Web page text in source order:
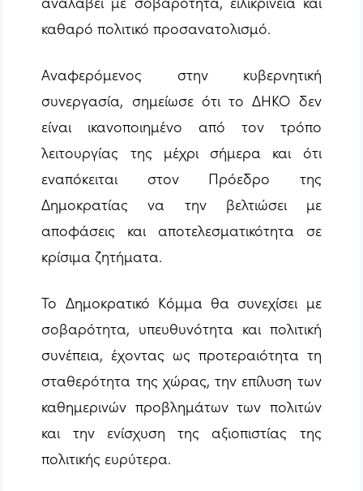
καθαρό πολιτικό προσανατολισμό.
Αναφερόμενος στην κυβερνητική
συνεργασία, σημείωσε ότι το ΔΗΚΟ δεν
είναι ικανοποιημένο από τον τρόπο
λειτουργίας της μέχρι σήμερα και ότι
εναπόκειται στον Πρόεδρο της
Δημοκρατίας να την βελτιώσει με
αποφάσεις και αποτελεσματικότητα σε
κρίσιμα ζητήματα.
Το Δημοκρατικό Κόμμα θα συνεχίσει με
σοβαρότητα, υπευθυνότητα και πολιτική
συνέπεια, έχοντας ως προτεραιότητα τη
σταθερότητα της χώρας, την επίλυση των
καθημερινών προβλημάτων των πολιτών
και την ενίσχυση της αξιοπιστίας της
πολιτικής ευρύτερα.